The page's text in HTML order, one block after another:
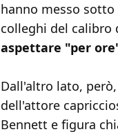
hanno messo
colleghi del calibro
aspettare "per
Dall'altro lato,
dell'attore
Bennett e figura